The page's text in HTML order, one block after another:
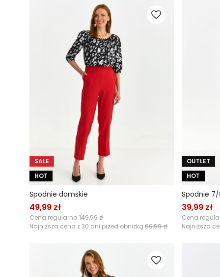
SALE
HOT
Spodnie damskie
49,99 zł
Cena regularna 149,99 zł
Najniższa cena z 30 dni przed obniżką 69,99 zł
OUTLET
HOT
Spodnie
39,99 zł
Cena
Najniższa